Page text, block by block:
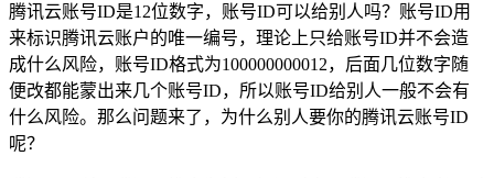
腾讯云账号ID是12位数字，账号ID可以给别人吗？账号ID用
来标识腾讯云账户的唯一编号，理论上只给账号ID并不会造
成什么风险，账号ID格式为100000000012，后面几位数字随
便改都能蒙出来几个账号ID，所以账号ID给别人一般不会有
什么风险。那么问题来了，为什么别人要你的腾讯云账号ID
呢？